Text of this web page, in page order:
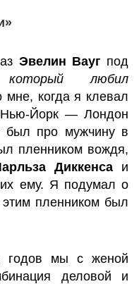
Эвелин Вауг под
который любил
когда я клевал
Нью-Йорк — Лондон
был про мужчину в
пленником вождя,
Диккенсаи
их ему. Я подумал о
пленником был
годов мы с женой
деловой и